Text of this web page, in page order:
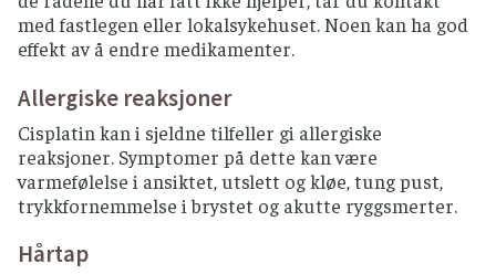
med fastlegen eller lokalsykehuset. Noen kan ha god
effekt av å endre medikamenter.
Allergiske reaksjoner
Cisplatin kan i sjeldne tilfeller gi allergiske
reaksjoner. Symptomer på dette kan være
varmefølelse i ansiktet, utslett og kløe, tung pust,
trykkfornemmelse i brystet og akutte ryggsmerter.
Hårtap